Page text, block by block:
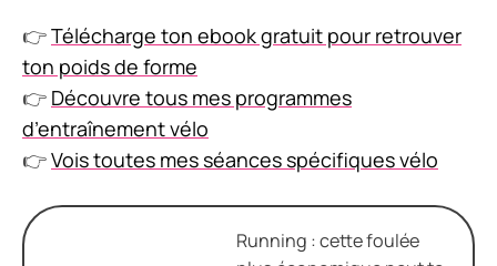
👉Télécharge ton ebook gratuit pour retrouver
ton poids de forme
👉 Découvre tous mes programmes
d’entraînement vélo
👉Vois toutes mes séances spécifiques vélo
Running : cette foulée